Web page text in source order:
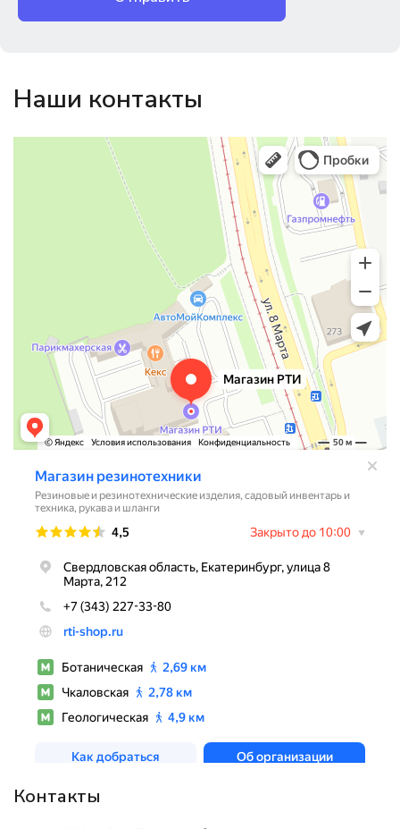
Наши контакты
Магазин резинотехники
Резиновые и резинотехнические изделия в Екатеринбурге
Садовый инвентарь и техника в Екатеринбурге
Контакты